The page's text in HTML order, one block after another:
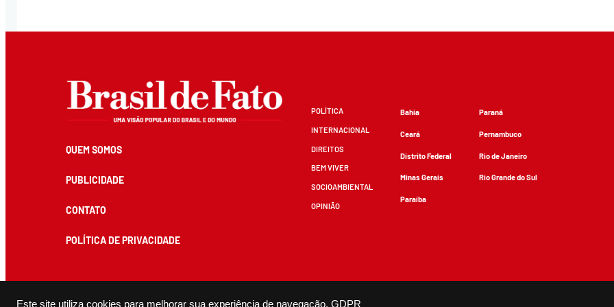
Este site utiliza cookies para melhorar sua experiência de navegação. GDPR
QUEM SOMOS
PUBLICIDADE
CONTATO
POLÍTICA DE PRIVACIDADE
POLÍTICA
INTERNACIONAL
DIREITOS
BEM VIVER
SOCIOAMBIENTAL
OPINIÃO
Bahia
Ceará
Distrito Federal
Minas Gerais
Paraíba
Paraná
Pernambuco
Rio de Janeiro
Rio Grande do Sul